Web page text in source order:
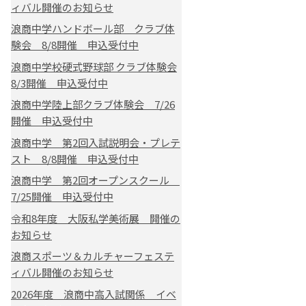
ィバル開催のお知らせ
浪商中学ハンドボール部 クラブ体
験会 8/8開催 申込受付中
浪商中学校硬式野球部 クラブ体験会
8/3開催 申込受付中
浪商中学陸上部クラブ体験会 7/26
開催 申込受付中
浪商中学 第2回入試説明会・プレテ
スト 8/8開催 申込受付中
浪商中学 第2回オープンスクール
7/25開催 申込受付中
令和8年度 大阪私学美術展 開催の
お知らせ
浪商スポーツ＆カルチャーフェステ
ィバル開催のお知らせ
2026年度 浪商中高入試関係 イベ